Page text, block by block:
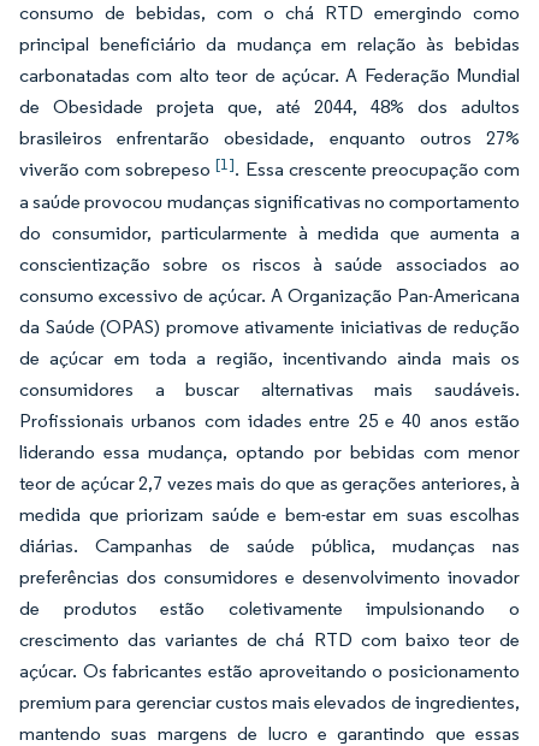
consumo de bebidas, com o chá RTD emergindo como
principal beneficiário da mudança em relação às bebidas
carbonatadas com alto teor de açúcar. A Federação Mundial
de Obesidade projeta que, até 2044, 48% dos adultos
brasileiros enfrentarão obesidade, enquanto outros 27%
viverão com sobrepeso[1]. Essa crescente preocupação com
a saúde provocou mudanças significativas no comportamento
do consumidor, particularmente à medida que aumenta a
conscientização sobre os riscos à saúde associados ao
consumo excessivo de açúcar. A Organização Pan-Americana
da Saúde (OPAS) promove ativamente iniciativas de redução
de açúcar em toda a região, incentivando ainda mais os
consumidores a buscar alternativas mais saudáveis.
Profissionais urbanos com idades entre 25 e 40 anos estão
liderando essa mudança, optando por bebidas com menor
teor de açúcar 2,7 vezes mais do que as gerações anteriores, à
medida que priorizam saúde e bem-estar em suas escolhas
diárias. Campanhas de saúde pública, mudanças nas
preferências dos consumidores e desenvolvimento inovador
de produtos estão coletivamente impulsionando o
crescimento das variantes de chá RTD com baixo teor de
açúcar. Os fabricantes estão aproveitando o posicionamento
premium para gerenciar custos mais elevados de ingredientes,
mantendo suas margens de lucro e garantindo que essas